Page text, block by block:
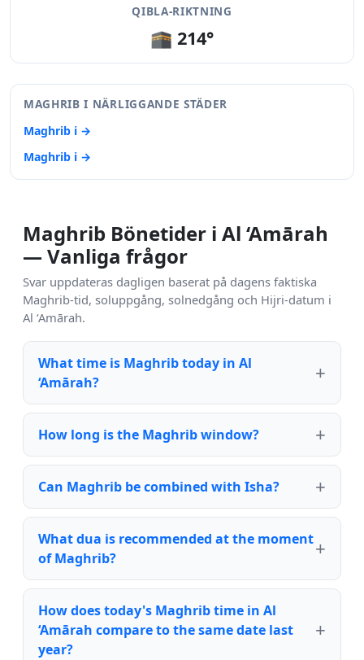
QIBLA-RIKTNING
🕋 214°
MAGHRIB I NÄRLIGGANDE STÄDER
Maghrib i →
Maghrib i →
Maghrib Bönetider i Al ‘Amārah
— Vanliga frågor
Svar uppdateras dagligen baserat på dagens faktiska
Maghrib-tid, soluppgång, solnedgång och Hijri-datum i
Al ‘Amārah.
What time is Maghrib today in Al
‘Amārah?
How long is the Maghrib window?
Can Maghrib be combined with Isha?
What dua is recommended at the moment
of Maghrib?
How does today's Maghrib time in Al
‘Amārah compare to the same date last
year?